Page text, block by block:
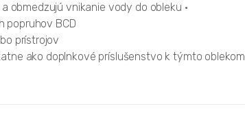
obmedzujú vnikanie vody do obleku •
popruhov BCD
prístrojov
ako doplnkové príslušenstvo k týmto oblekom